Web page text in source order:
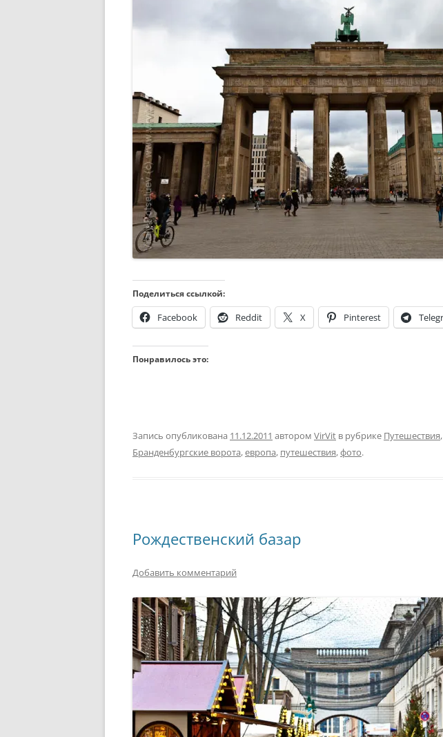
Поделиться ссылкой:
Facebook Reddit X Pinterest
Понравилось это:
Запись опубликована 11.12.2011 автором VirVit в рубрике Путешествия,
Бранденбургские ворота,европа, путешествия,фото.
Рождественский базар
Добавить комментарий